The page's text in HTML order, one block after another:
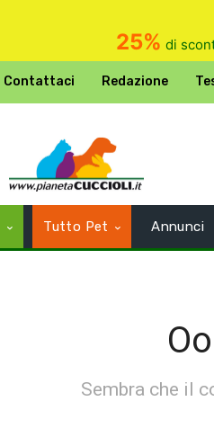
25% di
Contattaci Redazione
Tutto Pet Annunci
Sembra che il